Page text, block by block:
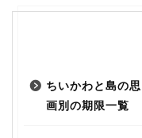
ちいかわと島の
画別の期限一覧